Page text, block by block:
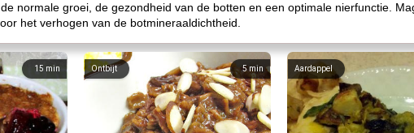
normale groei, de gezondheid van de botten en een optimale nierfunctie.
het verhogen van de botmineraaldichtheid.
15 min 5min
Ontbijt Aardappel